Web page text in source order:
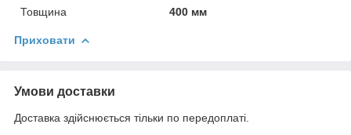
Товщина 400 мм
Приховати
Умови доставки
Доставка здійснюється тільки по передоплаті.